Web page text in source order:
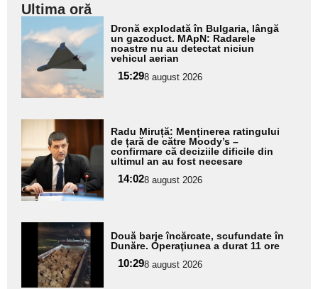
Ultima oră
Adaugă
aici textul
pentru
subtitlu
Dronă explodată în Bulgaria, lângă
un gazoduct. MApN: Radarele
noastre nu au detectat niciun
vehicul aerian
15:298 august 2026
Adaugă
aici textul
pentru
subtitlu
Radu Miruță: Menținerea ratingului
de țară de către Moody’s –
confirmare că deciziile dificile din
ultimul an au fost necesare
14:028 august 2026
Adaugă
aici textul
pentru
subtitlu
Două barje încărcate, scufundate în
Dunăre. Operaţiunea a durat 11 ore
10:298 august 2026